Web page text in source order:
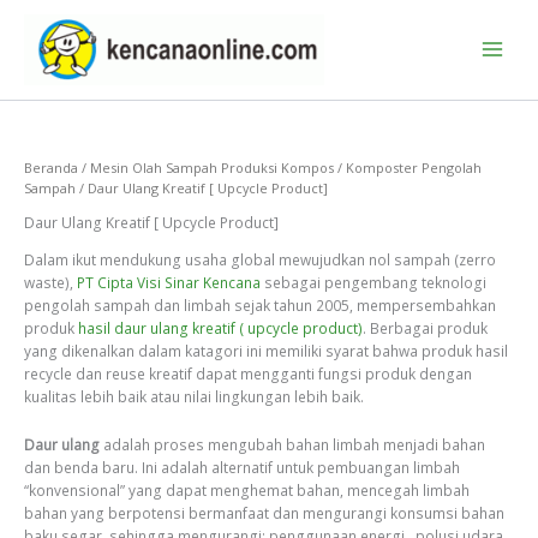
konten
Beranda / Mesin Olah Sampah Produksi Kompos / Komposter Pengolah
Sampah / Daur Ulang Kreatif [ Upcycle Product]
Daur Ulang Kreatif [ Upcycle Product]
Dalam ikut mendukung usaha global mewujudkan nol sampah (zerro
waste), PT Cipta Visi Sinar Kencana sebagai pengembang teknologi
pengolah sampah dan limbah sejak tahun 2005, mempersembahkan
produk hasil daur ulang kreatif ( upcycle product). Berbagai produk
yang dikenalkan dalam katagori ini memiliki syarat bahwa produk hasil
recycle dan reuse kreatif dapat mengganti fungsi produk dengan
kualitas lebih baik atau nilai lingkungan lebih baik.
Daur ulang adalah proses mengubah bahan limbah menjadi bahan
dan benda baru. Ini adalah alternatif untuk pembuangan limbah
“konvensional” yang dapat menghemat bahan, mencegah limbah
bahan yang berpotensi bermanfaat dan mengurangi konsumsi bahan